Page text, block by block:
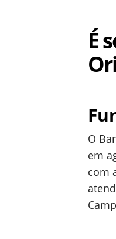
É
O
em
com